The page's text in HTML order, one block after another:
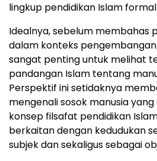
lingkup pendidikan Islam
Idealnya, sebelum membahas
dalam konteks
sangat penting untuk melihat
pandangan Islam tentang
Perspektif ini setidaknya
mengenali sosok manusia
konsep filsafat pendidikan
berkaitan dengan kedudukan
subjek dan sekaligus sebagai